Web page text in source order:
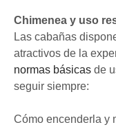
Chimenea y uso
Las cabañas
atractivos de la
normas básicas de
seguir siempre:
Cómo encenderla y